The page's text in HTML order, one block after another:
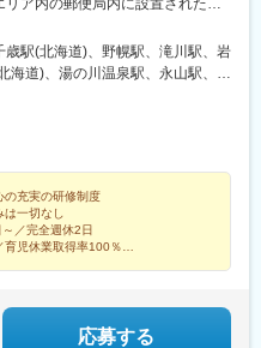
尾駅、刈谷市駅、国府宮駅、安
阪駅、石場駅、水口城南駅、近
駅、東舞鶴駅、茶山・京都芸術
駅、ＪＲ小倉駅、野田駅(阪神
河内永和駅、西元町駅、加太駅
篠山口駅、豊岡駅(兵庫県)、西宮
畦野駅、京口駅、北条町駅、志染
前駅(奈良県)、紀伊田辺駅、紀伊
、津山駅、倉敷駅、西片上駅、
山・おかでんミュージアム駅、
)、三次駅、三原駅、府中駅(広
田駅、穴吹駅、吉成駅、宇和島
川駅、羽犬塚駅、大牟田駅、唐津
園体育館駅、本諫早駅、大学病
：北海道■東北エリア：青森県、
、福島県■関東エリア：茨城県、
■東京エリア：東京都■南関東エ
海エリア：岐阜県、静岡県、愛知
、京都府、大阪府、兵庫県、奈良
県、愛媛県、高知県■九州エリ
分県、宮崎県、鹿児島県、熊本
の都道府県を希望可！U・Iター
はバイク、一部エリアは車で営業
募者の希望も踏まえて決定※入社
場合はリモートプログラムとな
駅(北海道)、野幌駅、滝川駅、岩
海道)、湯の川温泉駅、永山駅、旭
沢駅(青森県)、新青森駅、上盛岡
北上駅、水沢駅、久慈駅、紫波
田駅(宮城県)、泉外旭川駅、能代
駅、横手駅、大曲駅(秋田県)、山
村山駅(山形県)、新庄駅、寒河江
七日町駅、喜多方駅、二本松
町駅、福島学院前駅、郡山富田
原駅、勝田駅、新栃木駅、佐野
駅、上今市駅、小山駅、真岡
充実の研修制度
一切なし
／完全週休2日
児休業取得率100％
の安心感を手に入れませんか？
応募する